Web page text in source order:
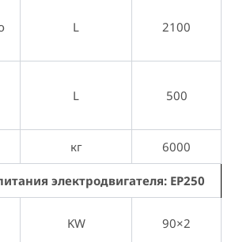
L 2100
L 500
кг 6000
электродвигателя: EP250
KW 90×2